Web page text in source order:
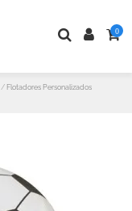
0
Flotadores Personalizados